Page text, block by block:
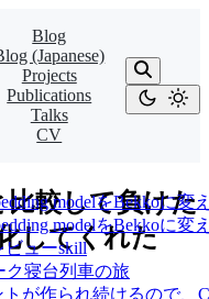
Blog
(Japanese)
Projects
Publications
Talks
CV
modelをBekkoに変
modelをBekkoに
ビューskill
ク寝台列車の旅
が作られ続けるので、
比較して負けた
してくれた